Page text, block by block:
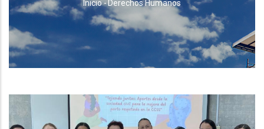
RUTA
DE
NAVEGACIÓN
Inicio-Derechos Humanos